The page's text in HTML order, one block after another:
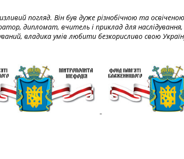
погляд. Він був дуже різнобічною та
дипломат, вчитель і приклад для
владика умів любити безкорисливо свою